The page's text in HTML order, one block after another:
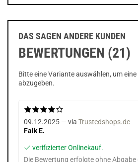
DAS SAGEN ANDERE KUNDEN
BEWERTUNGEN (21)
Bitte eine Variante auswählen, um
abzugeben.
09.12.2025 — via Trustedshops.de
Falk E.
verifizierter Onlinekauf.
Die Bewertung erfolgte ohne